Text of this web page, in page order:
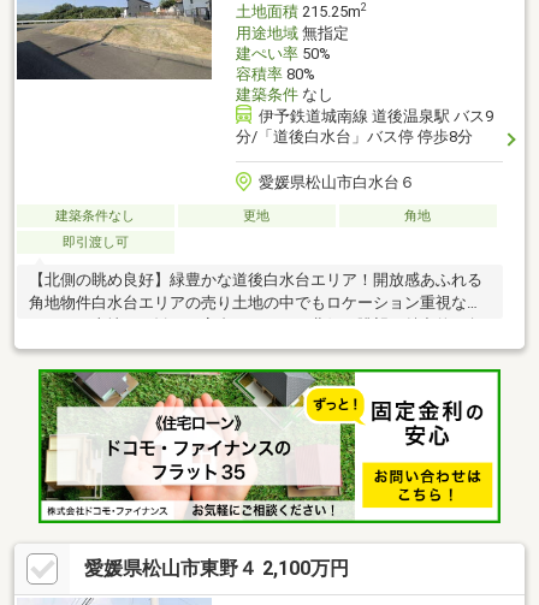
土地面積215.25m2
用途地域無指定
建ぺい率50%
容積率80%
建築条件なし
伊予鉄道城南線 道後温泉駅 バス9
分/「道後白水台」バス停 停歩8分
愛媛県松山市白水台６
建築条件なし 更地
角地
即引渡し可
【北側の眺め良好】緑豊かな道後白水台エリア！開放感あふれる
角地物件白水台エリアの売り土地の中でもロケーション重視なら
こちらの土地がお勧め！高台ならではの北側の眺望が魅力的な角
地です。白水台西公園まで徒歩1分、コンビニ徒歩7分と暮らしや
すい好立地。市街化調整区域ですが開発許可取得済のため住宅の
建築が可能です。第一種低層相当の落ち着いた街並みが保たれ、
組合による手厚い共用施設管理体制も整っているため安心してお
住まいいただけます。理想の住まいをここで叶えませんか？是非
一度現地をご確認下さい！
愛媛県松山市東野４ 2,100万円